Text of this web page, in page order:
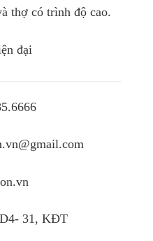
thợ có trình độ cao.
đại
31, KĐT